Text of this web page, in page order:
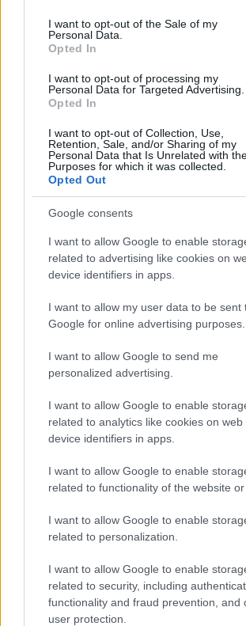
consent section.
I want to opt-out of the Sale of my
Personal Data.
Opted In
I want to opt-out of processing my
Personal Data for Targeted Advertising.
Opted In
I want to opt-out of Collection, Use,
Retention, Sale, and/or Sharing of my
Personal Data that Is Unrelated with
Purposes for which it was collected.
Opted Out
Google consents
I want to allow Google to enable
related to advertising like cookies on
device identifiers in apps.
I want to allow my user data to be sent
Google for online advertising purposes.
I want to allow Google to send me
personalized advertising.
I want to allow Google to enable
related to analytics like cookies on web
device identifiers in apps.
I want to allow Google to enable
related to functionality of the website or
I want to allow Google to enable
related to personalization.
I want to allow Google to enable
related to security, including
functionality and fraud prevention, and
user protection.
ΔΗΜΟΦΙΛΗ
ΑΙΧΜΕΣ: Καλοκαίρι ανατροπών
Συζητήσεις για τη λήξη της συνεργασίας
Παίρνουν… σειρά 26 σειρές για τη
Ποιοι θα παίρνουν χρήματα και ποιοι θα
Δώδεκα άδειες για περιφερειακούς
«Στον εξώστη» του ΣΚΑΪ 100.3 ο Γιάννης
Αντώνης Αντζολέτος